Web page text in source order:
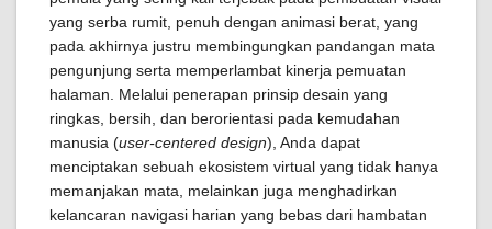
yang serba rumit, penuh dengan animasi berat, yang
pada akhirnya justru membingungkan pandangan mata
pengunjung serta memperlambat kinerja pemuatan
halaman. Melalui penerapan prinsip desain yang
ringkas, bersih, dan berorientasi pada kemudahan
manusia (user-centered design), Anda dapat
menciptakan sebuah ekosistem virtual yang tidak hanya
memanjakan mata, melainkan juga menghadirkan
kelancaran navigasi harian yang bebas dari hambatan